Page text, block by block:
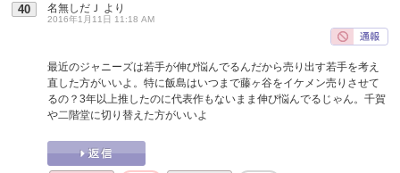
40 名無しだＪ より
2016年1月11日 11:18 AM
最近のジャニーズは若手が伸び悩んでるんだから売り出す若手を考え
直した方がいいよ。特に飯島はいつまで藤ヶ谷をイケメン売りさせて
るの？3年以上推したのに代表作もないまま伸び悩んでるじゃん。千賀
や二階堂に切り替えた方がいいよ